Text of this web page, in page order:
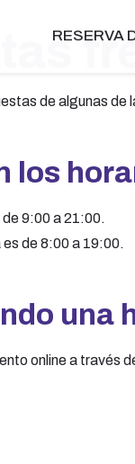
RESERVA
de algunas
los
9:00 a 21:00.
de 8:00 a 19:00.
una
online a través